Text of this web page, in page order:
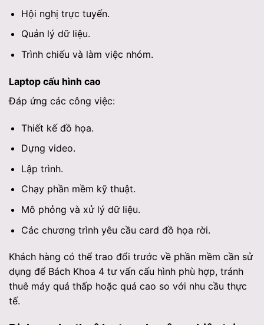
Hội nghị trực tuyến.
Quản lý dữ liệu.
Trình chiếu và làm việc nhóm.
Laptop cấu hình cao
Đáp ứng các công việc:
Thiết kế đồ họa.
Dựng video.
Lập trình.
Chạy phần mềm kỹ thuật.
Mô phỏng và xử lý dữ liệu.
Các chương trình yêu cầu card đồ họa rời.
Khách hàng có thể trao đổi trước về phần mềm cần sử
dụng để Bách Khoa 4 tư vấn cấu hình phù hợp, tránh
thuê máy quá thấp hoặc quá cao so với nhu cầu thực
tế.